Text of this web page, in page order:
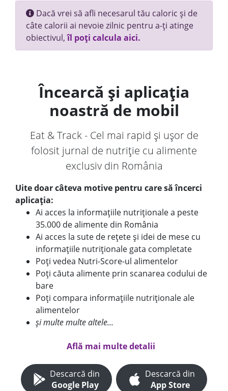
Dacă vrei să afli necesarul tău caloric și de
câte calorii ai nevoie zilnic pentru a-ți atinge
obiectivul,îl poți calcula aici.
Încearcă și aplicația
noastră de mobil
Eat & Track - Cel mai rapid și ușor de
folosit jurnal de nutriție cu alimente
exclusiv din România
Uite doar câteva motive pentru care să încerci
aplicația:
Ai acces la informațiile nutriționale a peste
35.000 de alimente din România
Ai acces la sute de rețete și idei de mese cu
informațiile nutriționale gata completate
Poți vedea Nutri-Score-ul alimentelor
Poți căuta alimente prin scanarea codului de
bare
Poți compara informațiile nutriționale ale
alimentelor
și multe multe altele...
Află mai multe detalii
Descarcă din
Google Play
Descarcă din
App Store